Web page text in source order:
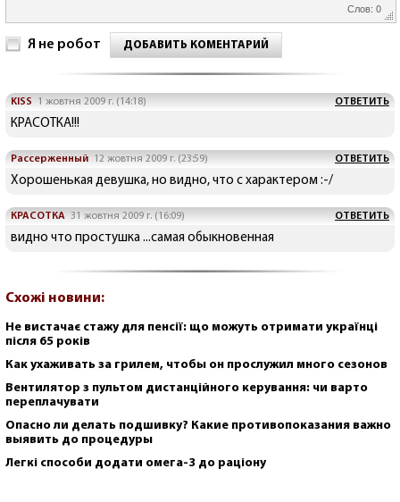
Слов: 0
Я не робот ДОБАВИТЬ КОМЕНТАРИЙ
KISS 1 жовтня 2009 г. (14:18) ОТВЕТИТЬ
КРАСОТКА!!!
Рассерженный 12 жовтня 2009 г. (23:59) ОТВЕТИТЬ
Хорошенькая девушка, но видно, что с характером :-/
КРАСОТКА 31 жовтня 2009 г. (16:09) ОТВЕТИТЬ
видно что простушка ...самая обыкновенная
Схожі новини:
Не вистачає стажу для пенсії: що можуть отримати українці
після 65 років
Как ухаживать за грилем, чтобы он прослужил много сезонов
Вентилятор з пультом дистанційного керування: чи варто
переплачувати
Опасно ли делать подшивку? Какие противопоказания важно
выявить до процедуры
Легкі способи додати омега-3 до раціону